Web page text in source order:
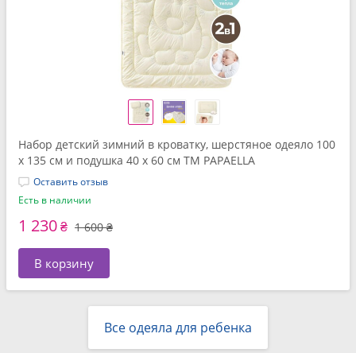
Набор детский зимний в кроватку, шерстяное одеяло 100
x 135 см и подушка 40 x 60 см ТМ PAPAELLA
Оставить отзыв
Есть в наличии
1 230₴ 1 600 ₴
В корзину
Все одеяла для ребенка